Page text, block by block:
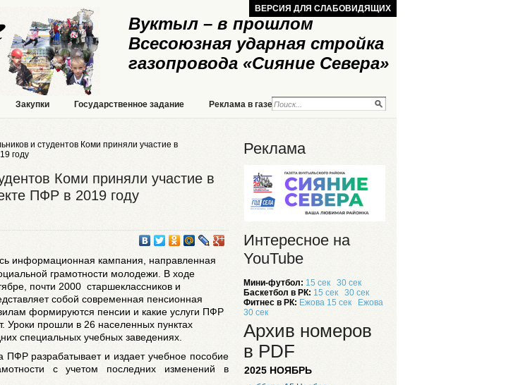
Вуктыл – в прошлом
Всесоюзная ударная стройка
газопровода «Сияние Севера»
ВЕРСИЯ ДЛЯ СЛАБОВИДЯЩИХ
Закупки Государственное задание Реклама в газете Реклама на сайте
и студентов Коми приняли участие в
году
Коми приняли участие в
ПФР в 2019 году
информационная кампания, направленная
грамотности молодежи. В ходе
почти 2000 старшеклассников и
собой современная пенсионная
формируются пенсии и какие услуги ПФР
Уроки прошли в 26 населенных пунктах
специальных учебных заведениях.
ПФР разрабатывает и издает учебное пособие
с учетом последних изменений в
Реклама
Интересное на
YouTube
Мини-футбол: 15 сек
30 сек
Баскетбол в РК: 15 сек
30 сек
Фитнес в РК: Ежова 15 сек
Ежова
30 сек
Архив номеров
в PDF
2025 НОЯБРЬ